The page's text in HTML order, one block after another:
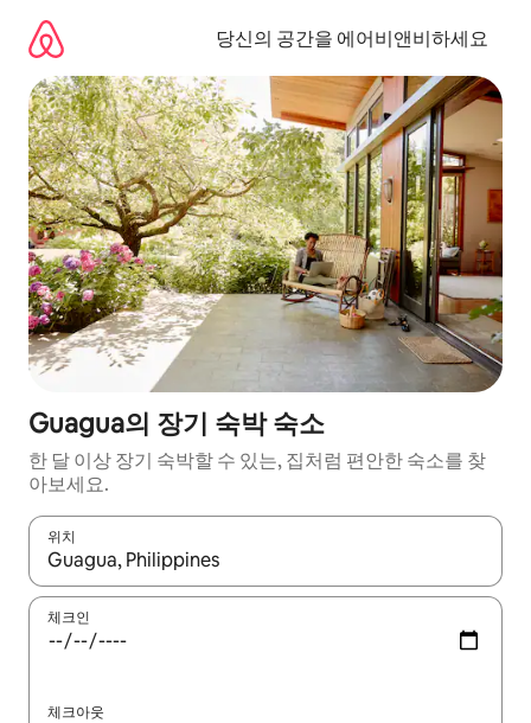
당신의 공간을 에어비앤비하세요
Guagua의 장기 숙박 숙소
한 달 이상 장기 숙박할 수 있는, 집처럼 편안한 숙소를 찾
아보세요.
위치
결과가 나오면 위·아래 화살표 키를 사용하거나 터치 또는 스와이
체크인
체크아웃